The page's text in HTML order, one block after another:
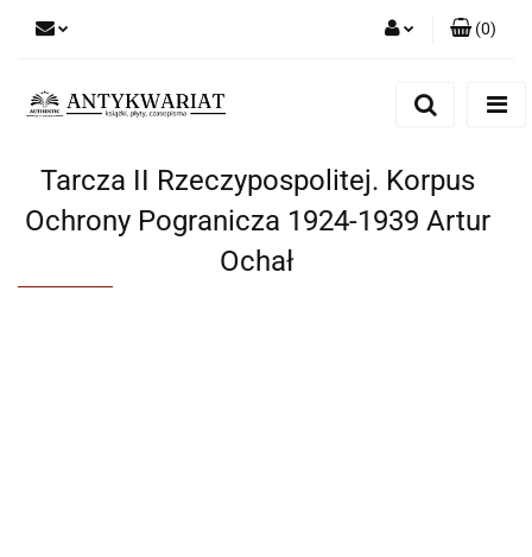
(0)
Tarcza II Rzeczypospolitej. Korpus
Ochrony Pogranicza 1924-1939 Artur
Ochał